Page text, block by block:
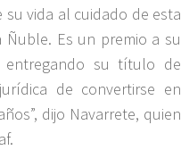
vida al cuidado de esta
Ñuble. Es un premio a su
su título de
de convertirse en
dijo Navarrete, quien